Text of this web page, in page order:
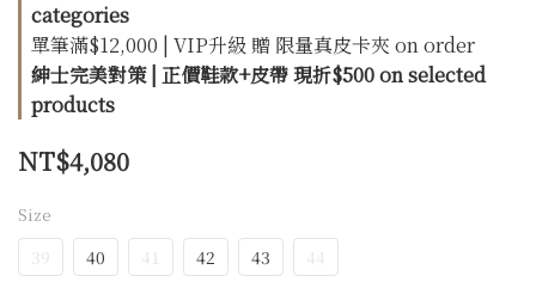
categories
單筆滿$12,000 | VIP升級 贈 限量真皮卡夾 on order
紳士完美對策 | 正價鞋款+皮帶 現折$500 on selected
products
NT$4,080
Size
39 40 41 42 43 44